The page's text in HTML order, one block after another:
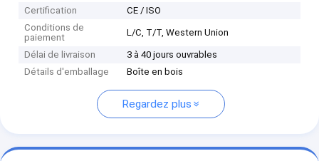
Certification
CE / ISO
Conditions de
paiement
L/C, T/T, Western Union
Délai de livraison
3 à 40 jours ouvrables
Détails d'emballage
Boîte en bois
Regardez plus